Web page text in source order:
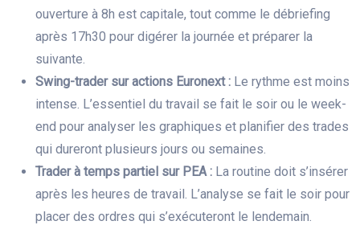
ouverture à 8h est capitale, tout comme le débriefing
après 17h30 pour digérer la journée et préparer la
suivante.
Swing-trader sur actions Euronext : Le rythme est moins
intense. L’essentiel du travail se fait le soir ou le week-
end pour analyser les graphiques et planifier des trades
qui dureront plusieurs jours ou semaines.
Trader à temps partiel sur PEA : La routine doit s’insérer
après les heures de travail. L’analyse se fait le soir pour
placer des ordres qui s’exécuteront le lendemain.